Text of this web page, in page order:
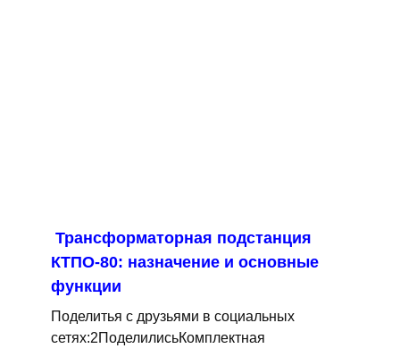
Трансформаторная подстанция
КТПО-80: назначение и основные
функции
Поделитья с друзьями в социальных
сетях:2ПоделилисьКомплектная